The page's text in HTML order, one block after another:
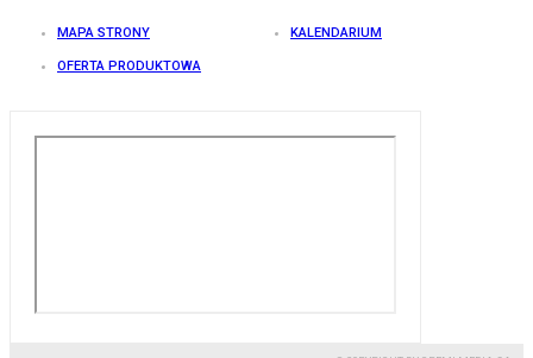
MAPA STRONY KALENDARIUM
OFERTA PRODUKTOWA